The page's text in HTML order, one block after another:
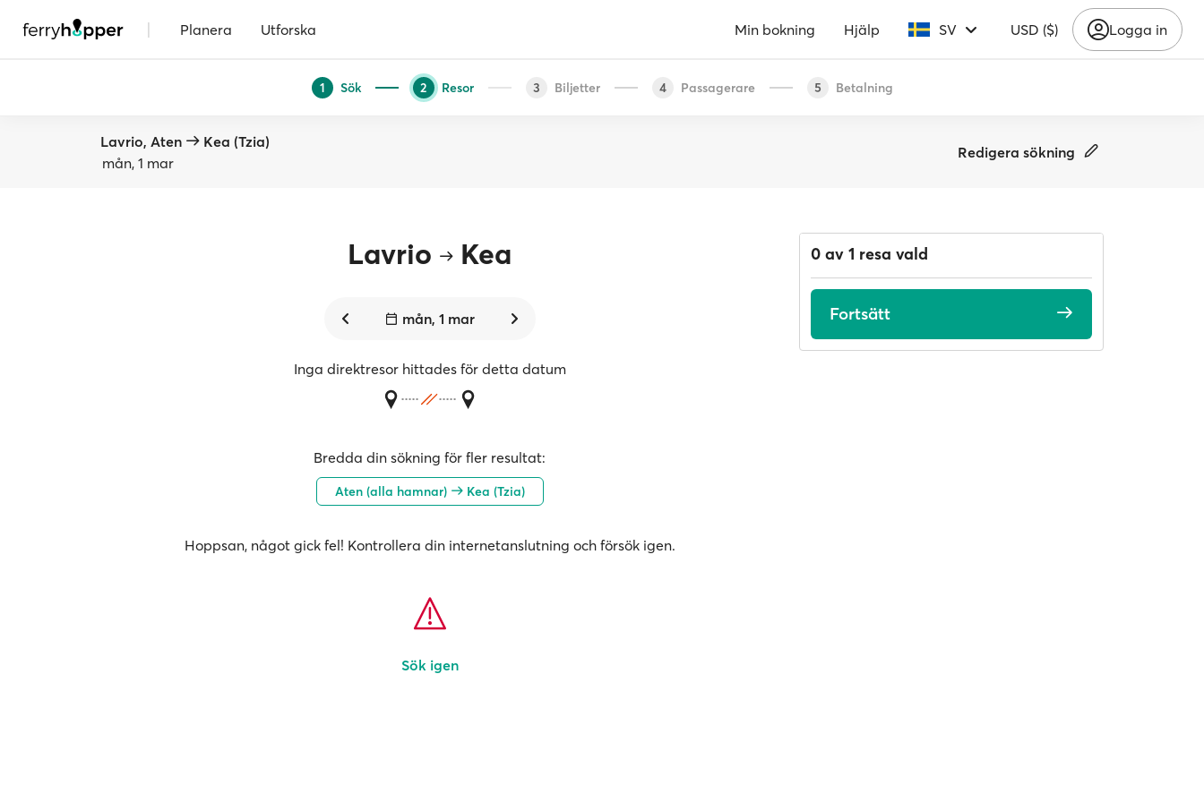
| Planera Utforska Min bokning Hjälp SV USD ($) Logga in
1 Sök 2 Resor 3 Biljetter 4 Passagerare 5 Betalning
Lavrio, Aten
Kea (Tzia)
mån, 1 mar
Redigera sökning
Lavrio Kea
mån, 1 mar
Inga direktresor hittades för detta datum
Bredda din sökning för fler resultat:
Aten (alla hamnar) Kea (Tzia)
Hoppsan, något gick fel! Kontrollera din internetanslutning och försök igen.
Sök igen
0 av 1 resa vald
Fortsätt